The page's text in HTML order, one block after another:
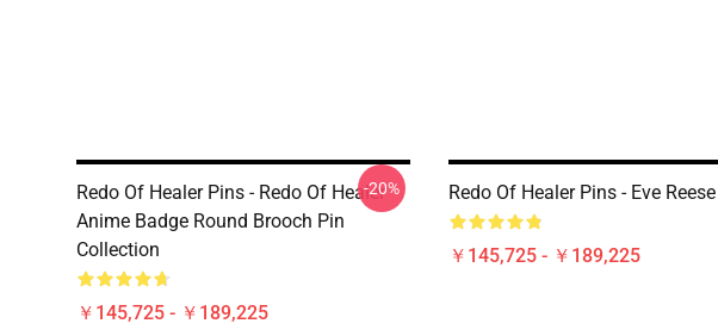
Redo Of Healer Pins - Redo Of Healer
Anime Badge Round Brooch Pin
Collection
￥145,725 - ￥189,225
-20% Redo Of Healer Pins - Eve
￥145,725 - ￥189,225